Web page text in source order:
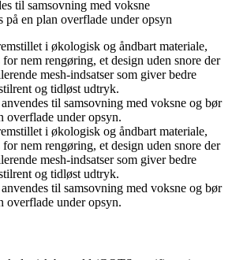
til samsovning med voksne
på en plan overflade under opsyn
i økologisk og åndbart materiale,
nem rengøring, et design uden snore der
mesh-indsatser som giver bedre
og tidløst udtryk.
til samsovning med voksne og bør
overflade under opsyn.
i økologisk og åndbart materiale,
nem rengøring, et design uden snore der
mesh-indsatser som giver bedre
og tidløst udtryk.
til samsovning med voksne og bør
overflade under opsyn.